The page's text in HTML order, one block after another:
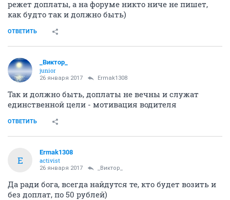
режет доплаты, а на форуме никто ниче не пишет,
как будто так и должно быть)
ОТВЕТИТЬ
_Виктор_
juniоr
26 января 2017 Ermak1308
Так и должно быть, доплаты не вечны и служат
единственной цели - мотивация водителя
ОТВЕТИТЬ
E
Ermak1308
activist
26 января 2017 _Виктор_
Да ради бога, всегда найдутся те, кто будет возить и
без доплат, по 50 рублей)